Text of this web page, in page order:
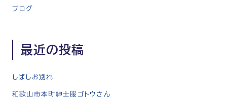
ン
ブログ
最近の投稿
しばしお別れ
和歌山市本町紳士服ゴトウさん